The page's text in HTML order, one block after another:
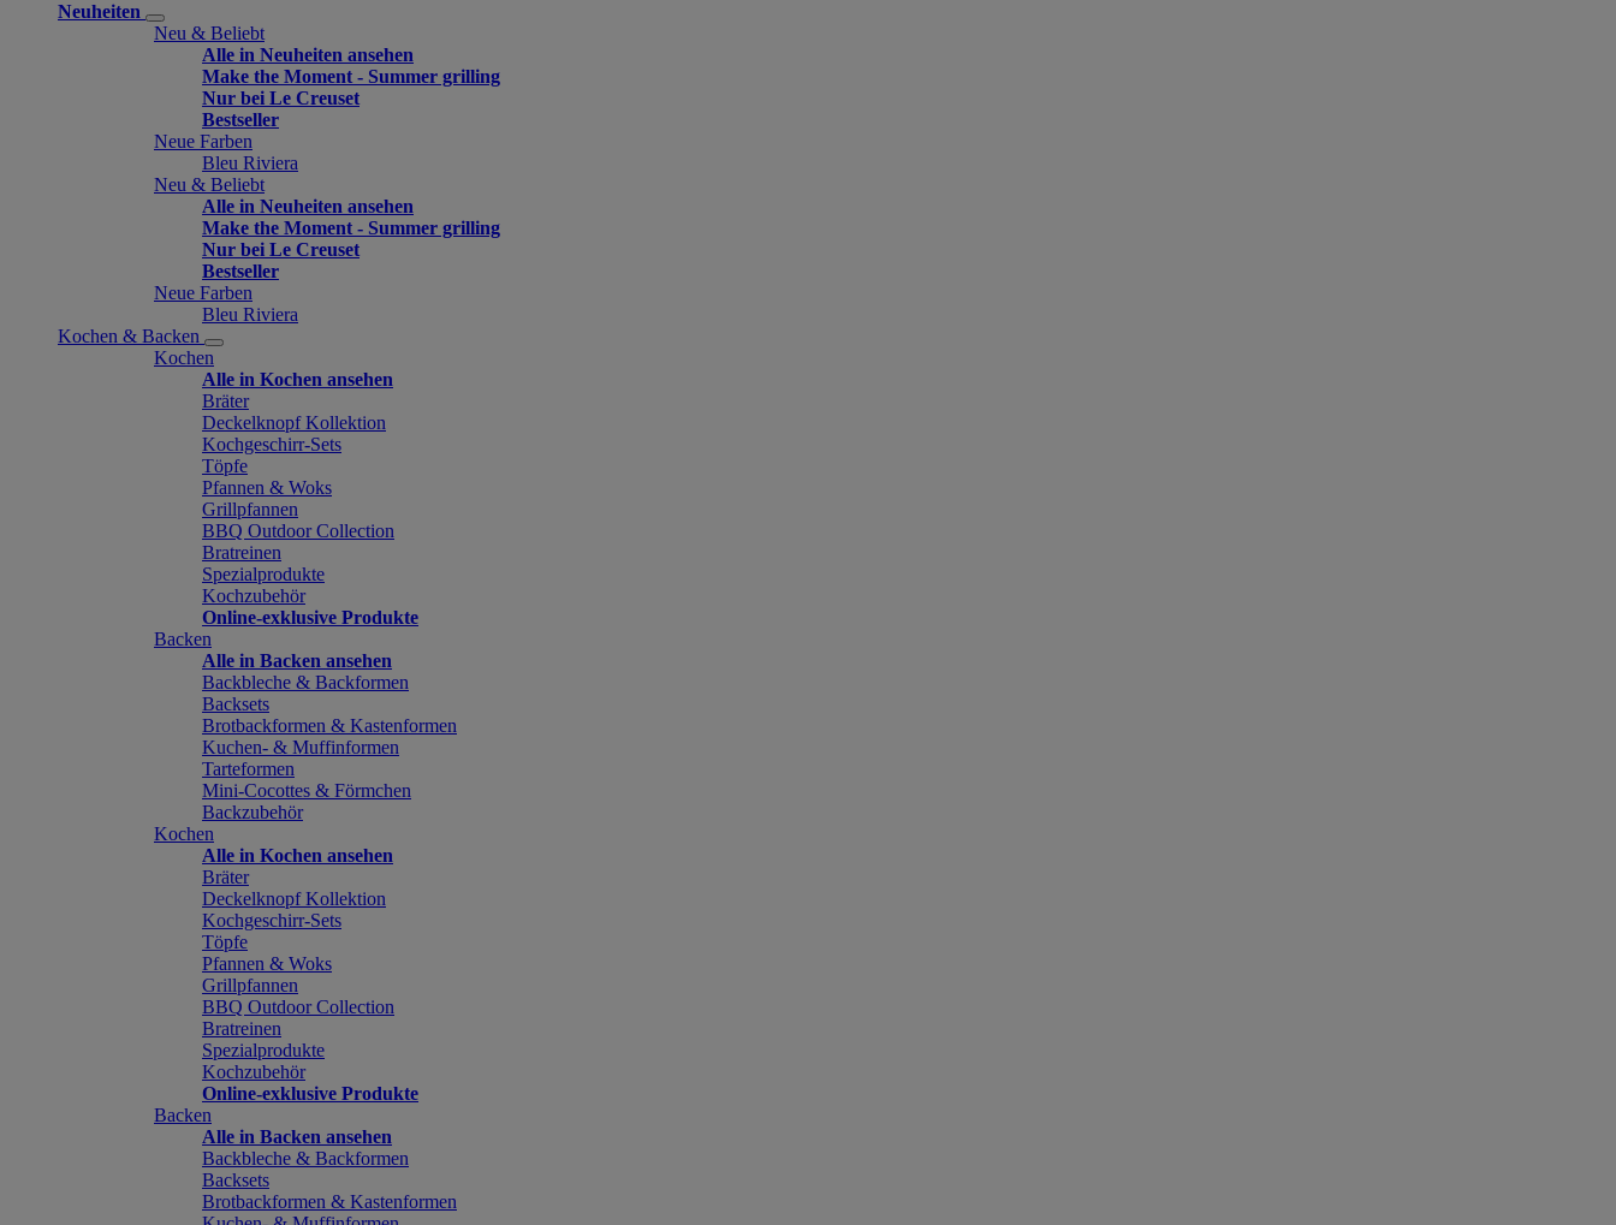
Neuheiten
Neu & Beliebt
Alle in Neuheiten ansehen
Make the Moment - Summer grilling
Nur bei Le Creuset
Bestseller
Neue Farben
Bleu Riviera
Neu & Beliebt
Alle in Neuheiten ansehen
Make the Moment - Summer grilling
Nur bei Le Creuset
Bestseller
Neue Farben
Bleu Riviera
Kochen & Backen
Kochen
Alle in Kochen ansehen
Bräter
Deckelknopf Kollektion
Kochgeschirr-Sets
Töpfe
Pfannen & Woks
Grillpfannen
BBQ Outdoor Collection
Bratreinen
Spezialprodukte
Kochzubehör
Online-exklusive Produkte
Backen
Alle in Backen ansehen
Backbleche & Backformen
Backsets
Brotbackformen & Kastenformen
Kuchen- & Muffinformen
Tarteformen
Mini-Cocottes & Förmchen
Backzubehör
Kochen
Alle in Kochen ansehen
Bräter
Deckelknopf Kollektion
Kochgeschirr-Sets
Töpfe
Pfannen & Woks
Grillpfannen
BBQ Outdoor Collection
Bratreinen
Spezialprodukte
Kochzubehör
Online-exklusive Produkte
Backen
Alle in Backen ansehen
Backbleche & Backformen
Backsets
Brotbackformen & Kastenformen